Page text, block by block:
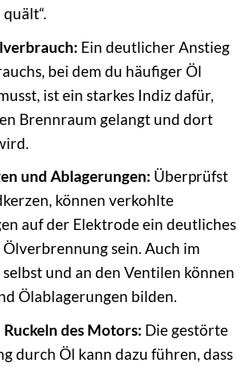
Ein deutlicher Anstieg
bei dem du häufiger Öl
ist ein starkes Indiz dafür,
Brennraum gelangt und dort
und Ablagerungen: Überprüfst
können verkohlte
auf der Elektrode ein deutliches
sein. Auch im
und an den Ventilen können
Ölablagerungen bilden.
des Motors: Die gestörte
durch Öl kann dazu führen, dass